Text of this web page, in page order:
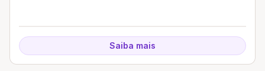
Saiba mais